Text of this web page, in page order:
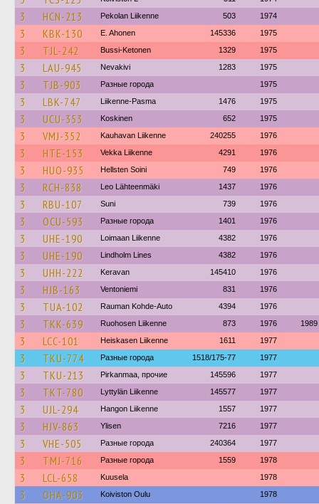
3 HCN-213 Pekolan Liikenne 503 1974
3 KBK-130 E. Ahonen 145336 1975
3 TJL-242 Bussi-Ketonen 1329 1975
3 LAU-945 Nevakivi 1283 1975
3 TJB-903 Разные города 1975
3 LBK-747 Liikenne-Pasma 1476 1975
3 UCU-353 Koskinen 652 1975
3 VMJ-352 Kauhavan Liikenne 240255 1976
3 HTE-153 Vekka Liikenne 4291 1976
3 HUO-935 Hellsten Soini 749 1976
3 RCH-838 Leo Lähteenmäki 1437 1976
3 RBU-107 Suni 739 1976
3 OCU-593 Разные города 1401 1976
3 UHE-190 Loimaan Liikenne 4382 1976
3 UHE-190 Lindholm Lines 4382 1976
3 UHH-222 Keravan 145410 1976
3 HJB-163 Ventoniemi 831 1976
3 TUA-102 Rauman Kohde-Auto 4394 1976
3 TKK-639 Ruohosen Liikenne 873 1976 1989
3 LCC-101 Heiskasen Liikenne 1611 1977
3 TKU-774 Разные города 1518/175-77 1977
3 TKU-213 Pirkanmaa, прочие 145596 1977
3 TKT-780 Lyttylän Liikenne 145577 1977
3 UJL-294 Hangon Liikenne 1557 1977
3 HJV-863 Ylisen 7216 1977
3 VHE-505 Разные города 240364 1977
3 TMJ-716 Разные города 1559 1978
3 LCL-658 Kuusela 1978
3 OHA-903 Koiviston Oulu 1978